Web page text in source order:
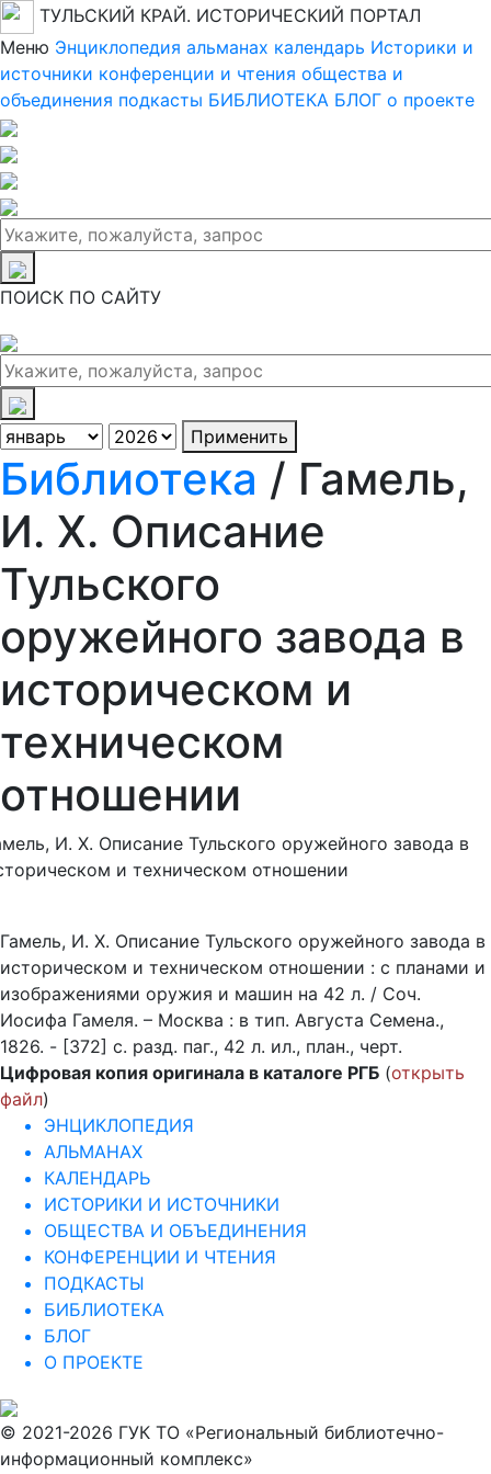
ТУЛЬСКИЙ КРАЙ. ИСТОРИЧЕСКИЙ ПОРТАЛ
Меню Энциклопедия альманах календарь Историки и
источники конференции и чтения общества и
объединения подкасты БИБЛИОТЕКА БЛОГ о проекте
ПОИСК ПО САЙТУ
Применить
Библиотека / Гамель,
И. Х. Описание
Тульского
оружейного завода в
историческом и
техническом
отношении
И. Х. Описание Тульского оружейного завода в
и техническом отношении
Гамель, И. Х. Описание Тульского оружейного завода в
историческом и техническом отношении : с планами и
изображениями оружия и машин на 42 л. / Соч.
Иосифа Гамеля. – Москва : в тип. Августа Семена.,
1826. - [372] с. разд. паг., 42 л. ил., план., черт.
Цифровая копия оригинала в каталоге РГБ (открыть
файл)
ЭНЦИКЛОПЕДИЯ
АЛЬМАНАХ
КАЛЕНДАРЬ
ИСТОРИКИ И ИСТОЧНИКИ
ОБЩЕСТВА И ОБЪЕДИНЕНИЯ
КОНФЕРЕНЦИИ И ЧТЕНИЯ
ПОДКАСТЫ
БИБЛИОТЕКА
БЛОГ
О ПРОЕКТЕ
© 2021-2026 ГУК ТО «Региональный библиотечно-
информационный комплекс»